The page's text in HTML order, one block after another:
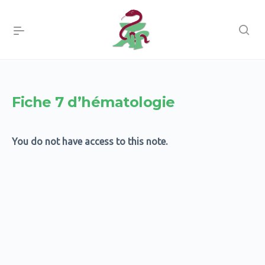
Fiche 7 d’hématologie
You do not have access to this note.